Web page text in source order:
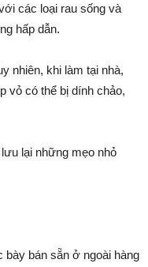
các loại rau sống và
hấp dẫn.
nhiên, khi làm tại nhà,
vỏ có thể bị dính chảo,
lại những mẹo nhỏ
bày bán sẵn ở ngoài hàng